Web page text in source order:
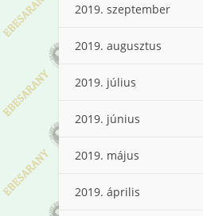
2019. szeptember
2019. augusztus
2019. július
2019. június
2019. május
2019. április